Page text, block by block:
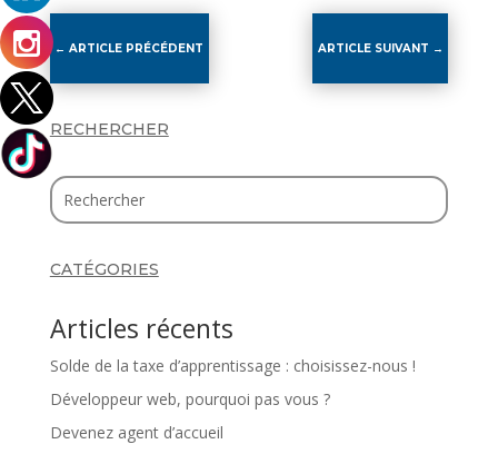
←ARTICLE PRÉCÉDENT ARTICLE SUIVANT →
RECHERCHER
CATÉGORIES
Articles récents
Solde de la taxe d’apprentissage : choisissez-nous !
Développeur web, pourquoi pas vous ?
Devenez agent d’accueil